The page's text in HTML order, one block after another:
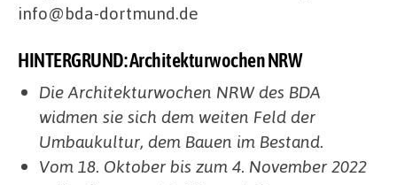
info@bda-dortmund.de
HINTERGRUND: Architekturwochen NRW
Die Architekturwochen NRW des BDA
widmen sie sich dem weiten Feld der
Umbaukultur, dem Bauen im Bestand.
Vom 18. Oktober bis zum 4. November 2022